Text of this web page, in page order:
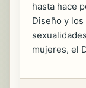
hasta hace
Diseño y
mujeres, el